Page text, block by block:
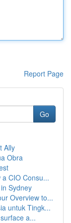
Report Page
Go
Ally
Obra
CIO Consu...
Sydney
Overview to...
untuk Tingk...
a...